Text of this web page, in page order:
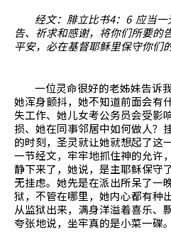
经文：腓立比书4： 6 应当
告、祈求和感谢，将你们所要的
平安，必在基督耶稣里保守你们
一位灵命很好的老姊妹告诉
她浑身颤抖，她不知道前面会有
失工作、她儿女考公务员会受影
损、她在同事邻居中如何做人？
的时刻，圣灵就让她就想起了这
一节经文，牢牢地抓住神的允许
静下来了，她说，是主耶稣保守
无挂虑。她先是在派出所呆了一
狱，不管在哪里，她内心都有种
从监狱出来，满身洋溢着喜乐、
夸张地说，坐牢真的是小菜一碟。